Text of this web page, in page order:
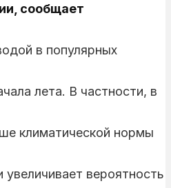
сообщает
в популярных
лета. В частности, в
климатической нормы
вероятность